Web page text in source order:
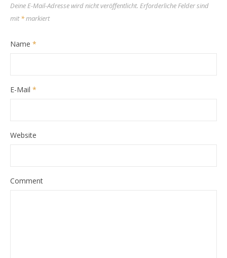
Deine E-Mail-Adresse wird nicht veröffentlicht. Erforderliche Felder sind
mit*markiert
Name *
E-Mail *
Website
Comment